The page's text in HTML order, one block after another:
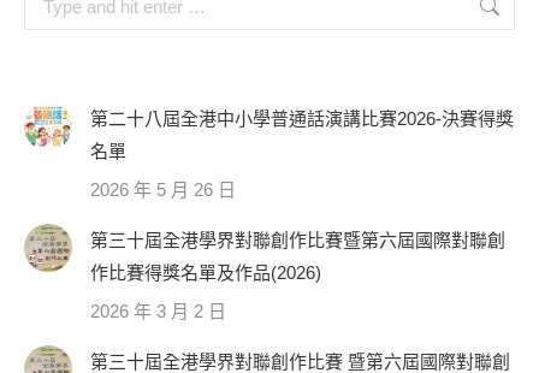
第二十八屆全港中小學普通話演講比賽2026-決賽得獎
名單
2026 年 5 月 26 日
第三十屆全港學界對聯創作比賽暨第六屆國際對聯創
作比賽得獎名單及作品(2026)
2026 年 3 月 2 日
第三十屆全港學界對聯創作比賽 暨第六屆國際對聯創